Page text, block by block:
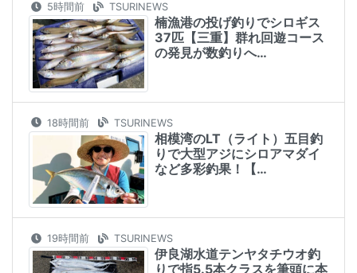
5時間前 TSURINEWS
楠漁港の投げ釣りでシロギス
37匹【三重】群れ回遊コース
の発見が数釣りへ…
18時間前 TSURINEWS
相模湾のLT（ライト）五目釣
りで大型アジにシロアマダイ
など多彩釣果！【…
19時間前 TSURINEWS
伊良湖水道テンヤタチウオ釣
りで指5.5本クラスを筆頭に本